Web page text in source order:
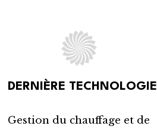
DERNIÈRE TECHNOLOGIE
Gestion du chauffage et de